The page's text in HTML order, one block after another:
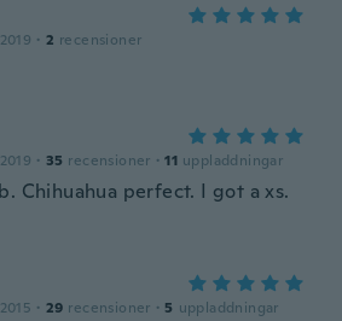
· 2 recensioner
· 35 recensioner · 11 uppladdningar
Chihuahua perfect. I got a xs.
· 29 recensioner · 5 uppladdningar